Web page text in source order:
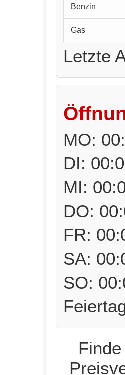
Benzin
Gas
Letzte
MO:
DI:
MI:
DO:
FR:
SA:
SO: